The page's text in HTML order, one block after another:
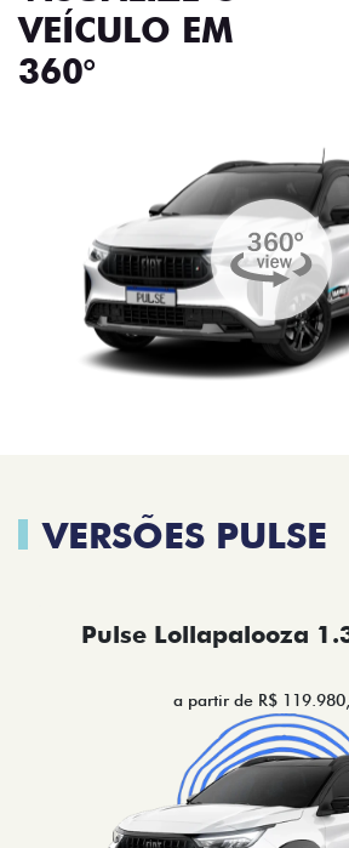
VEÍCULO EM
360°
VERSÕES PULSE
Pulse Lollapalooza
a partir de R$